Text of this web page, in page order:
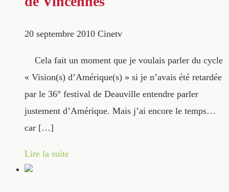
20 septembre 2010 Cinetv
Cela fait un moment que je voulais parler du cycle
« Vision(s) d’Amérique(s) » si je n’avais été retardée
par le 36° festival de Deauville entendre parler
justement d’Amérique. Mais j’ai encore le temps…
car […]
Lire la suite